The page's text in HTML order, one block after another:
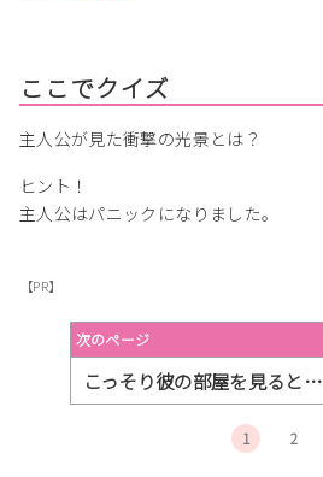
ここでクイズ
主人公が見た衝撃の光景とは？
ヒント！
主人公はパニックになりました。
【PR】
次のページ
こっそり彼の部屋を見ると…
1 2